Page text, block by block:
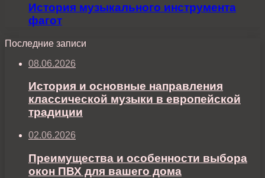
История музыкального инструмента
фагот
Последние записи
08.06.2026
История и основные направления
классической музыки в европейской
традиции
02.06.2026
Преимущества и особенности выбора
окон ПВХ для вашего дома